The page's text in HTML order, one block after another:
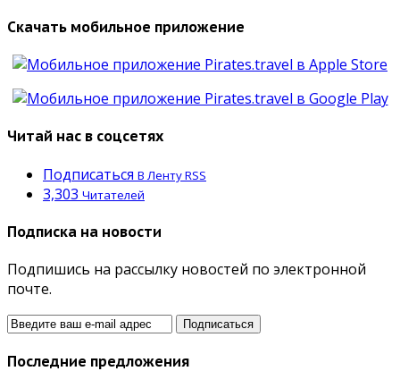
Скачать мобильное приложение
Читай нас в соцсетях
Подписаться В Ленту RSS
3,303 Читателей
Подписка на новости
Подпишись на рассылку новостей по электронной
почте.
Последние предложения